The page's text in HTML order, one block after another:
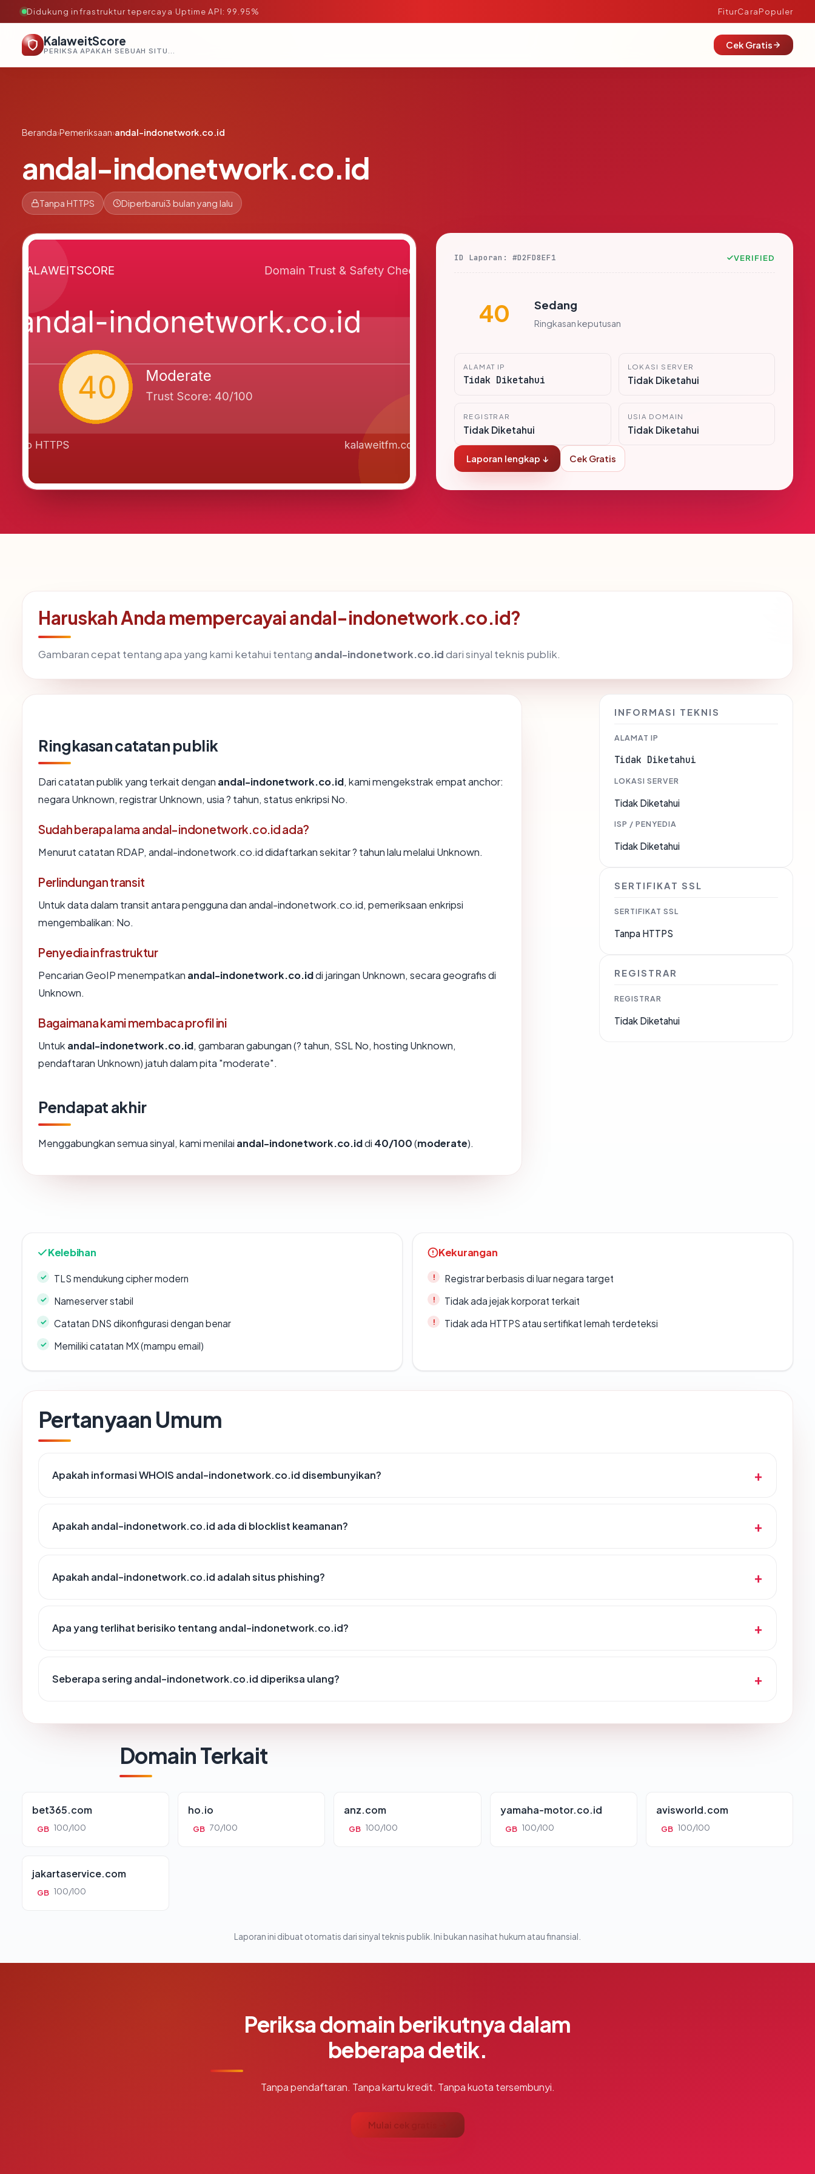
Didukung infrastruktur tepercaya·Uptime API: 99.95% FiturCaraPopuler
KalaweitScore
PERIKSA APAKAH SEBUAH SITUS AMAN, TEPERCAYA, DAN TERVERIFIKASI DALAM HITUNGAN DETIK.
Cek Gratis
Beranda›Pemeriksaan›andal-indonetwork.co.id
andal-indonetwork.co.id
Tanpa HTTPS Diperbarui3 bulan yang lalu
ID Laporan: #D2FD8EF1 VERIFIED
40 Sedang
Ringkasan keputusan
ALAMAT IP
Tidak Diketahui
LOKASI SERVER
Tidak Diketahui
REGISTRAR
Tidak Diketahui
USIA DOMAIN
Tidak Diketahui
Laporan lengkap ↓ Cek Gratis
Haruskah Anda mempercayai andal-indonetwork.co.id?
Gambaran cepat tentang apa yang kami ketahui tentang andal-indonetwork.co.iddari sinyal teknis publik.
Ringkasan catatan publik
Dari catatan publik yang terkait dengan andal-indonetwork.co.id, kami mengekstrak empat anchor:
negara Unknown, registrar Unknown, usia ? tahun, status enkripsi No.
Sudah berapa lama andal-indonetwork.co.id ada?
Menurut catatan RDAP, andal-indonetwork.co.id didaftarkan sekitar ? tahun lalu melalui Unknown.
Perlindungan transit
Untuk data dalam transit antara pengguna dan andal-indonetwork.co.id, pemeriksaan enkripsi
mengembalikan: No.
Penyedia infrastruktur
Pencarian GeoIP menempatkan andal-indonetwork.co.iddi jaringan Unknown, secara geografis di
Unknown.
Bagaimana kami membaca profil ini
Untuk andal-indonetwork.co.id, gambaran gabungan (? tahun, SSL No, hosting Unknown,
pendaftaran Unknown) jatuh dalam pita "moderate".
Pendapat akhir
Menggabungkan semua sinyal, kami menilai andal-indonetwork.co.iddi 40/100(moderate).
INFORMASI TEKNIS
ALAMAT IP
Tidak Diketahui
LOKASI SERVER
Tidak Diketahui
ISP / PENYEDIA
Tidak Diketahui
SERTIFIKAT SSL
SERTIFIKAT SSL
Tanpa HTTPS
REGISTRAR
REGISTRAR
Tidak Diketahui
Kelebihan
TLS mendukung cipher modern
Nameserver stabil
Catatan DNS dikonfigurasi dengan benar
Memiliki catatan MX (mampu email)
Kekurangan
Registrar berbasis di luar negara target
Tidak ada jejak korporat terkait
Tidak ada HTTPS atau sertifikat lemah terdeteksi
Pertanyaan Umum
Apakah informasi WHOIS andal-indonetwork.co.id disembunyikan?
Apakah andal-indonetwork.co.id ada di blocklist keamanan?
Apakah andal-indonetwork.co.id adalah situs phishing?
Apa yang terlihat berisiko tentang andal-indonetwork.co.id?
Seberapa sering andal-indonetwork.co.id diperiksa ulang?
Domain Terkait
bet365.com
GB 100/100
ho.io
GB 70/100
anz.com
GB 100/100
yamaha-motor.co.id
GB 100/100
avisworld.com
GB 100/100
jakartaservice.com
GB 100/100
Laporan ini dibuat otomatis dari sinyal teknis publik. Ini bukan nasihat hukum atau finansial.
Periksa domain berikutnya dalam
beberapa detik.
Tanpa pendaftaran. Tanpa kartu kredit. Tanpa kuota tersembunyi.
Mulai cek gratis →